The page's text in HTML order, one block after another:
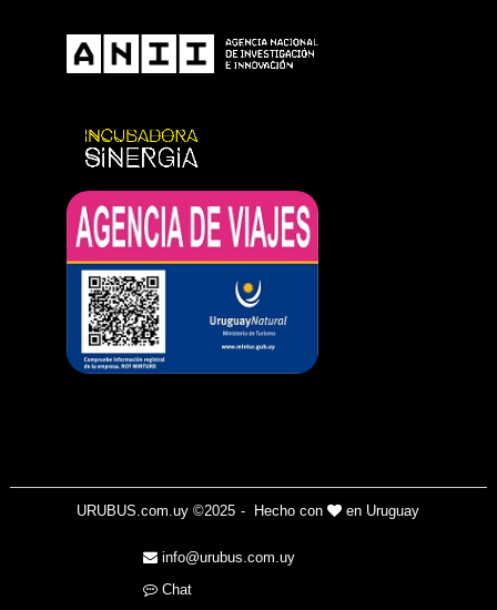
URUBUS.com.uy ©2025 - Hecho con en Uruguay
info@urubus.com.uy
Chat